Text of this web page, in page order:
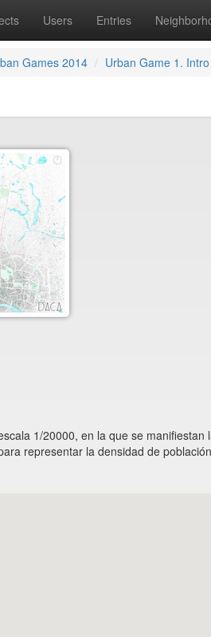
Users Entries
Games 2014 Urban Game 1. Intro
1/20000, en la que se
representar la densidad de